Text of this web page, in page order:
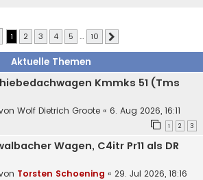
von10
1 2 3 4 5 … 10
Aktuelle Themen
Kmmks 51 (Tms
Wolf Dietrich Groote « 6. Aug 2026, 16:11
1 2 3
Wagen, C4itr Pr11 als DR
Torsten Schoening « 29. Jul 2026, 18:16